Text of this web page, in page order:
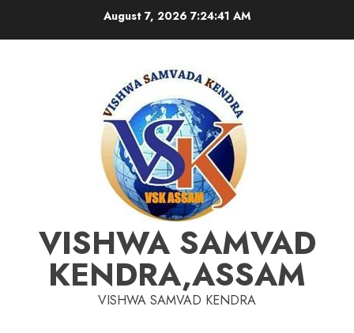
August 7, 2026 7:24:42 AM
VISHWA SAMVAD
KENDRA,ASSAM
VISHWA SAMVAD KENDRA